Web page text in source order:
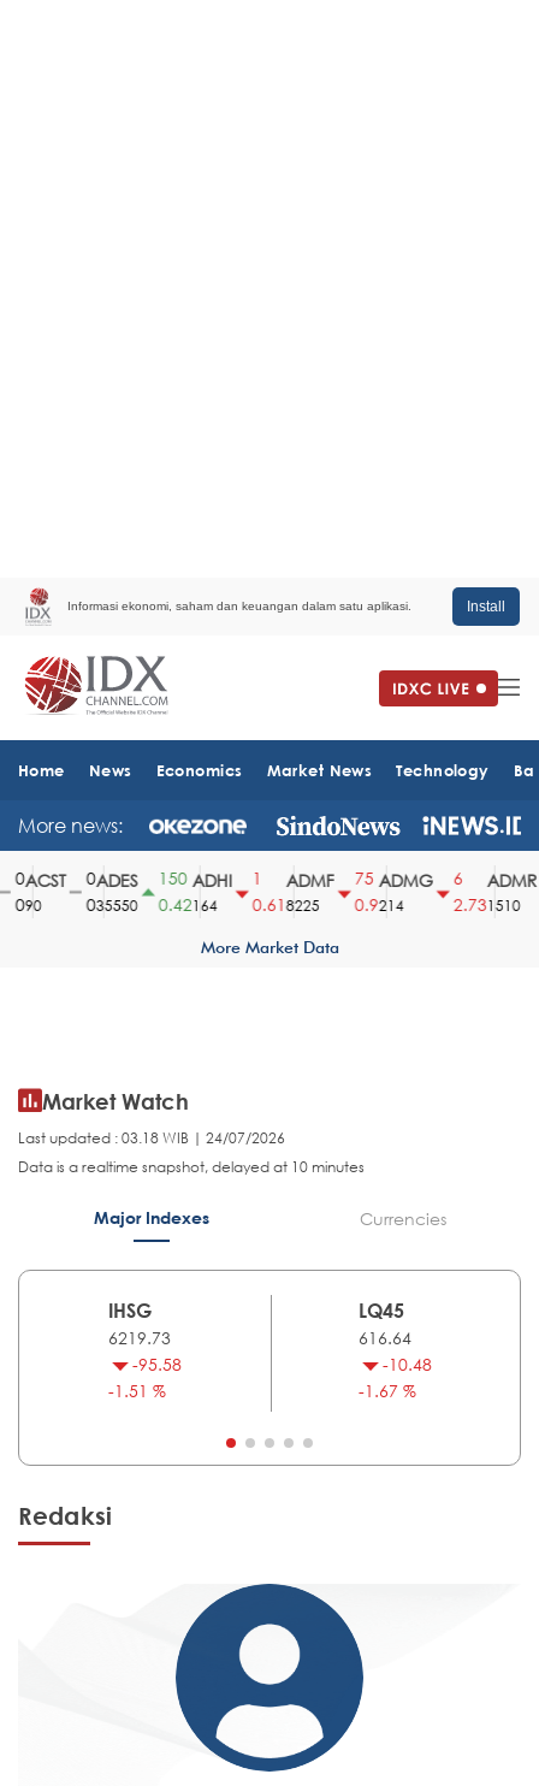
Informasi ekonomi, saham dan keuangan dalam satu aplikasi. Install
Home News Economics Market News Technology
More news:
ACST
90
ADES
35550
150
0.42
ADHI
164
0.61
ADMF
8225
75
0.9
ADMG
214
2.73
ADMR
1510
More Market Data
Market Watch
Last updated : 03.18 WIB | 24/07/2026
Data is a realtime snapshot, delayed at 10 minutes
Major Indexes Currencies
IHSG
6219.73
-95.58
-1.51 %
LQ45
616.64
-10.48
-1.67 %
Redaksi